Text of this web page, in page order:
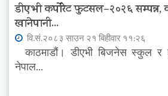
डीएभी कर्पोरेट फुटसल–२०२६ सम्पन्न,
खानेपानी...
वि.सं.२०८३ साउन २१ बिहीवार ११:२६
काठमाडौं। डीएभी बिजनेस स्कुल र
नेपाल...